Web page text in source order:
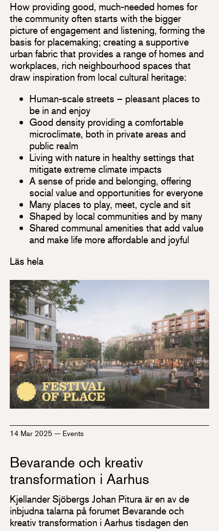
How providing good, much-needed homes for
the community often starts with the bigger
picture of engagement and listening, forming the
basis for placemaking; creating a supportive
urban fabric that provides a range of homes and
workplaces, rich neighbourhood spaces that
draw inspiration from local cultural heritage:
Human-scale streets – pleasant places to
be in and enjoy
Good density providing a comfortable
microclimate, both in private areas and
public realm
Living with nature in healthy settings that
mitigate extreme climate impacts
A sense of pride and belonging, offering
social value and opportunities for everyone
Many places to play, meet, cycle and sit
Shaped by local communities and by many
Shared communal amenities that add value
and make life more affordable and joyful
Läs hela
14 Mar 2025 — Events
Bevarande och kreativ
transformation i Aarhus
Kjellander Sjöbergs Johan Pitura är en av de
inbjudna talarna på forumet Bevarande och
kreativ transformation i Aarhus tisdagen den